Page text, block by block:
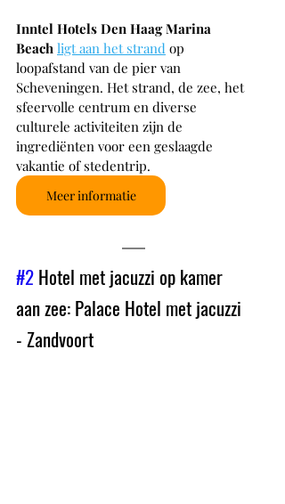
Inntel Hotels Den Haag Marina
Beach ligt aan het strand op
loopafstand van de pier van
Scheveningen. Het strand, de zee, het
sfeervolle centrum en diverse
culturele activiteiten zijn de
ingrediënten voor een geslaagde
vakantie of stedentrip.
Meer informatie
#2 Hotel met jacuzzi op kamer
aan zee: Palace Hotel met jacuzzi
- Zandvoort